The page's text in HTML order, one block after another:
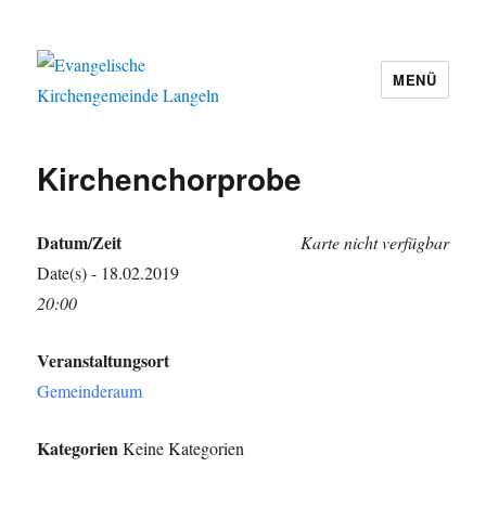
Langeln
MENÜ
Kirchenchorprobe
Karte nicht verfügbar
Datum/Zeit
Date(s) - 18.02.2019
20:00
Veranstaltungsort
Gemeinderaum
KategorienKeine Kategorien